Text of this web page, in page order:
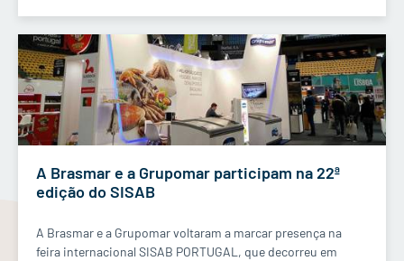
A Brasmar e a Grupomar participam na 22ª
edição do SISAB
A Brasmar e a Grupomar voltaram a marcar presença na
feira internacional SISAB PORTUGAL, que decorreu em